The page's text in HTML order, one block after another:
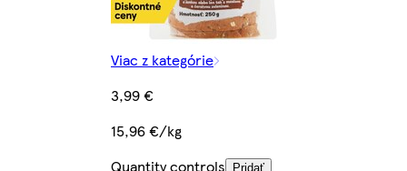
Viac z kategórie
3,99 €
15,96 €/kg
Quantity controls
Pridať